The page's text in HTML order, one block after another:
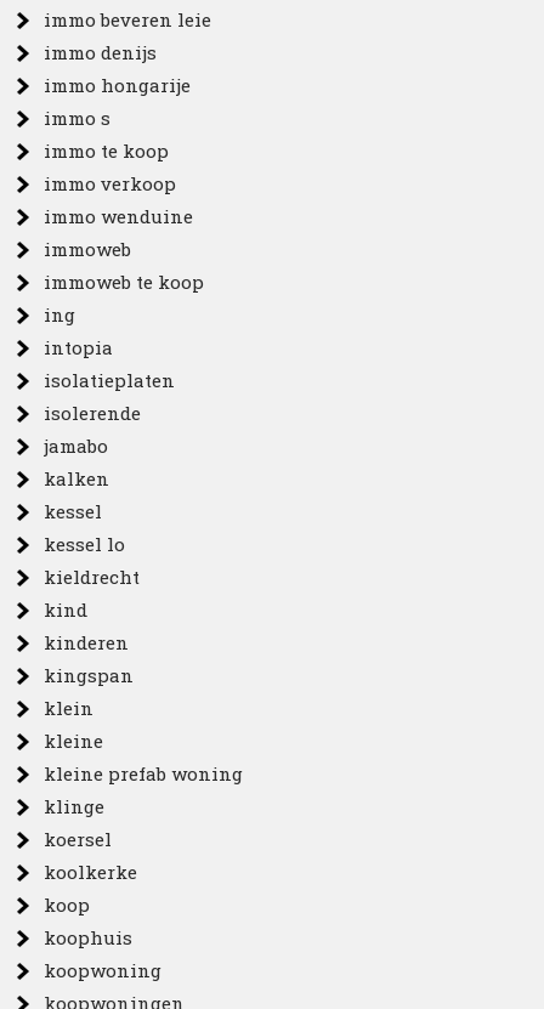
immo beveren leie
immo denijs
immo hongarije
immo s
immo te koop
immo verkoop
immo wenduine
immoweb
immoweb te koop
ing
intopia
isolatieplaten
isolerende
jamabo
kalken
kessel
kessel lo
kieldrecht
kind
kinderen
kingspan
klein
kleine
kleine prefab woning
klinge
koersel
koolkerke
koop
koophuis
koopwoning
koopwoningen